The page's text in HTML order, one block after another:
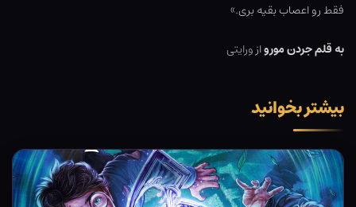
فقط رو اعصاب بقیه بری.»
به قلم جردن موروازورایتی
بیشتر بخوانید